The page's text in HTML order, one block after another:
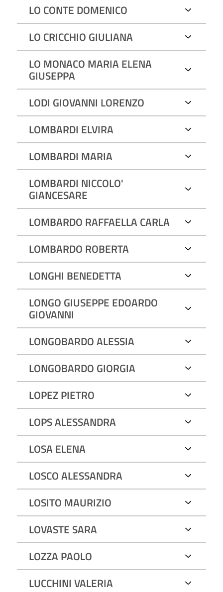
LO CONTE DOMENICO
LO CRICCHIO GIULIANA
LO MONACO MARIA ELENA
GIUSEPPA
LODI GIOVANNI LORENZO
LOMBARDI ELVIRA
LOMBARDI MARIA
LOMBARDI NICCOLO'
GIANCESARE
LOMBARDO RAFFAELLA CARLA
LOMBARDO ROBERTA
LONGHI BENEDETTA
LONGO GIUSEPPE EDOARDO
GIOVANNI
LONGOBARDO ALESSIA
LONGOBARDO GIORGIA
LOPEZ PIETRO
LOPS ALESSANDRA
LOSA ELENA
LOSCO ALESSANDRA
LOSITO MAURIZIO
LOVASTE SARA
LOZZA PAOLO
LUCCHINI VALERIA